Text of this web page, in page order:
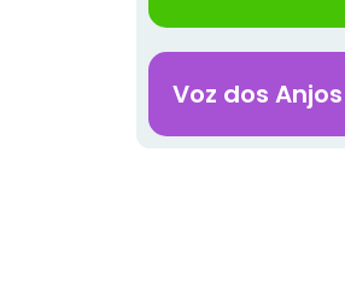
Voz dos Anjos